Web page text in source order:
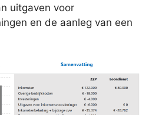
uitgaven voor
en de aanleg van een